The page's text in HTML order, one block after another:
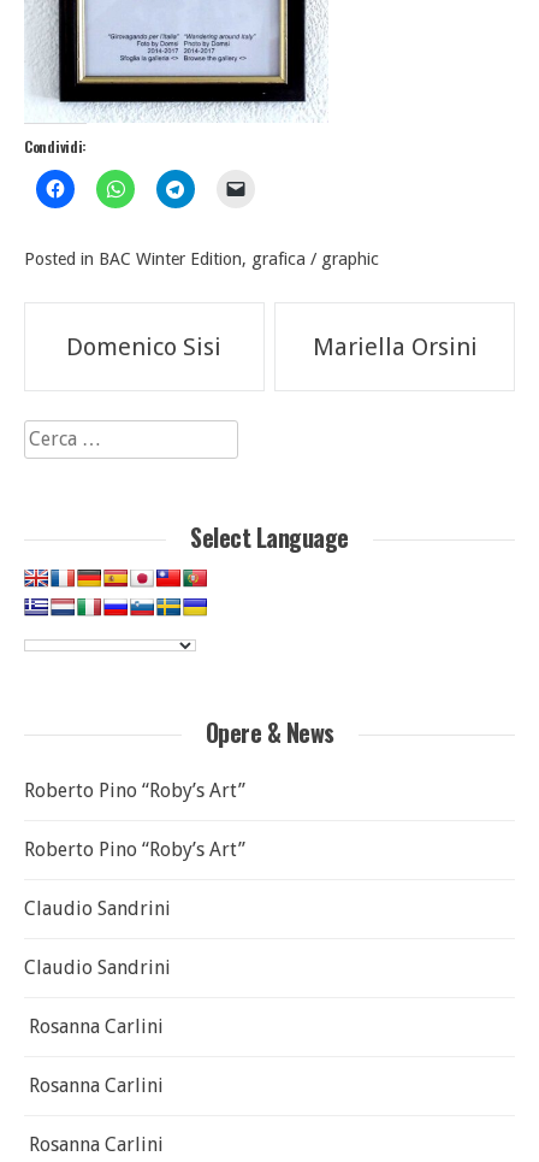
Condividi:
Posted in BAC Winter Edition, grafica / graphic
Navigazione
articoli
Domenico Sisi Mariella Orsini
Ricerca
per:
Select Language
Opere & News
Roberto Pino “Roby’s Art”
Roberto Pino “Roby’s Art”
Claudio Sandrini
Claudio Sandrini
Rosanna Carlini
Rosanna Carlini
Rosanna Carlini